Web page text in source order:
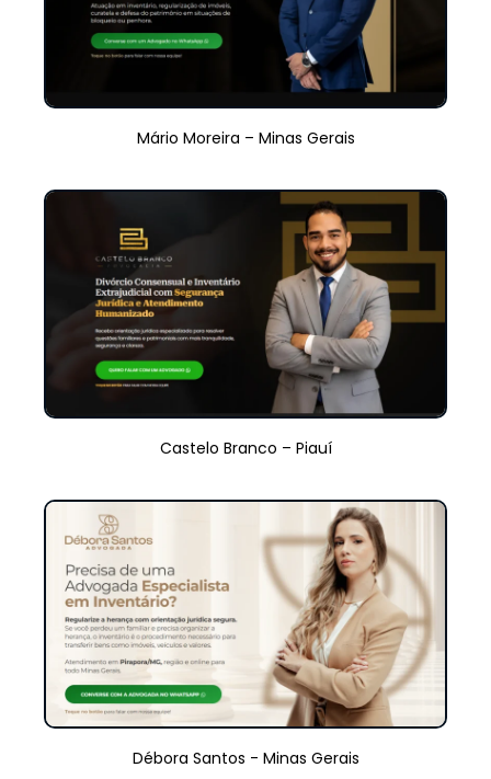
Mário Moreira – Minas Gerais
Castelo Branco – Piauí
Débora Santos - Minas Gerais